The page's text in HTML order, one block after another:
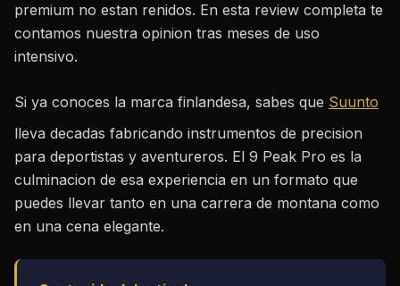
premium no estan renidos. En esta review completa te
contamos nuestra opinion tras meses de uso
intensivo.
Si ya conoces la marca finlandesa, sabes que Suunto
lleva decadas fabricando instrumentos de precision
para deportistas y aventureros. El 9 Peak Pro es la
culminacion de esa experiencia en un formato que
puedes llevar tanto en una carrera de montana como
en una cena elegante.